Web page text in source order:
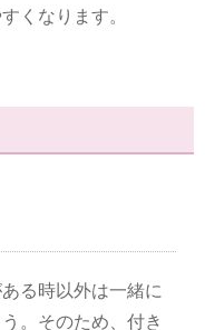
くなります。
る時以外は一緒に
。そのため、付き